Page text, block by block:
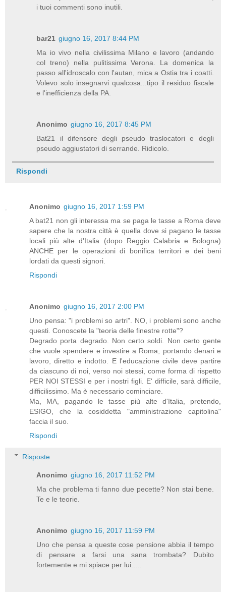
i tuoi commenti sono inutili.
bar21 giugno 16, 2017 8:44 PM
Ma io vivo nella civilissima Milano e lavoro (andando
col treno) nella pulitissima Verona. La domenica la
passo all'idroscalo con l'autan, mica a Ostia tra i coatti.
Volevo solo insegnarvi qualcosa...tipo il residuo fiscale
e l'inefficienza della PA.
Anonimo giugno 16, 2017 8:45 PM
Bat21 il difensore degli pseudo traslocatori e degli
pseudo aggiustatori di serrande. Ridicolo.
Rispondi
Anonimo giugno 16, 2017 1:59 PM
A bat21 non gli interessa ma se paga le tasse a Roma deve
sapere che la nostra città è quella dove si pagano le tasse
locali più alte d'Italia (dopo Reggio Calabria e Bologna)
ANCHE per le operazioni di bonifica territori e dei beni
lordati da questi signori.
Rispondi
Anonimo giugno 16, 2017 2:00 PM
Uno pensa: "i problemi so artri". NO, i problemi sono anche
questi. Conoscete la "teoria delle finestre rotte"?
Degrado porta degrado. Non certo soldi. Non certo gente
che vuole spendere e investire a Roma, portando denari e
lavoro, diretto e indotto. E l'educazione civile deve partire
da ciascuno di noi, verso noi stessi, come forma di rispetto
PER NOI STESSI e per i nostri figli. E' difficile, sarà difficile,
difficilissimo. Ma è necessario cominciare.
Ma, MA, pagando le tasse più alte d'Italia, pretendo,
ESIGO, che la cosiddetta "amministrazione capitolina"
faccia il suo.
Rispondi
Risposte
Anonimo giugno 16, 2017 11:52 PM
Ma che problema ti fanno due pecette? Non stai bene.
Te e le teorie.
Anonimo giugno 16, 2017 11:59 PM
Uno che pensa a queste cose pensione abbia il tempo
di pensare a farsi una sana trombata? Dubito
fortemente e mi spiace per lui.....